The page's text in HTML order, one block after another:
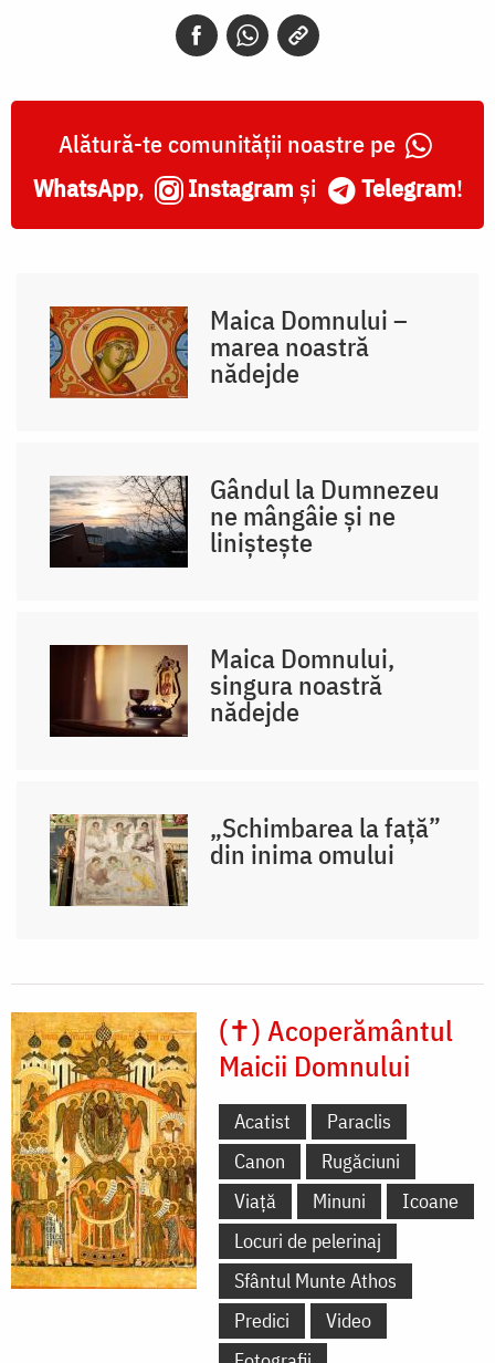
Alătură-te comunității noastre pe
WhatsApp, Instagram și Telegram!
Maica Domnului –
marea noastră
nădejde
Gândul la Dumnezeu
ne mângâie și ne
liniștește
Maica Domnului,
singura noastră
nădejde
„Schimbarea la față”
din inima omului
(✝) Acoperământul
Maicii Domnului
Acatist
Paraclis
Canon
Rugăciuni
Viață
Minuni
Icoane
Locuri de pelerinaj
Sfântul Munte Athos
Predici
Video